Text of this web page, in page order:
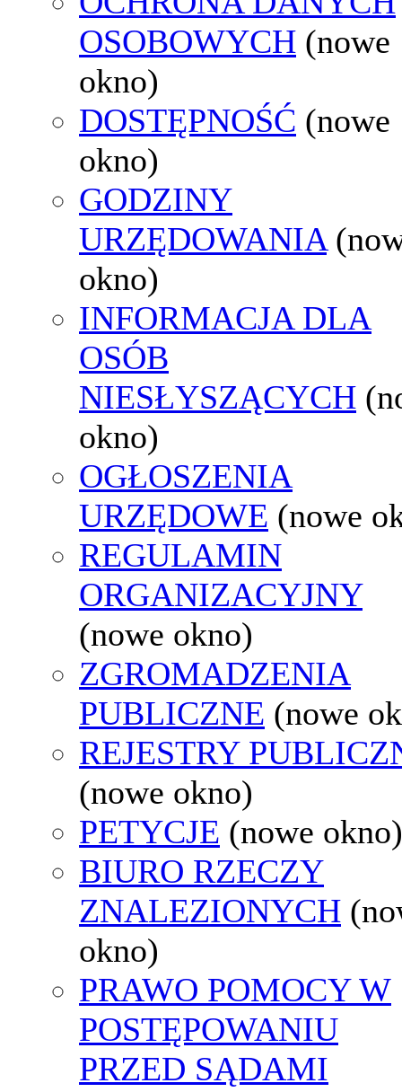
OSOBOWYCH (nowe
okno)
DOSTĘPNOŚĆ (nowe
okno)
GODZINY
URZĘDOWANIA
okno)
INFORMACJA DLA
OSÓB
NIESŁYSZĄCYCH
okno)
OGŁOSZENIA
URZĘDOWE (nowe
REGULAMIN
ORGANIZACYJNY
(nowe okno)
ZGROMADZENIA
PUBLICZNE (nowe
REJESTRY
(nowe okno)
PETYCJE (nowe okno)
BIURO RZECZY
ZNALEZIONYCH
okno)
PRAWO POMOCY W
POSTĘPOWANIU
PRZED SĄDAMI